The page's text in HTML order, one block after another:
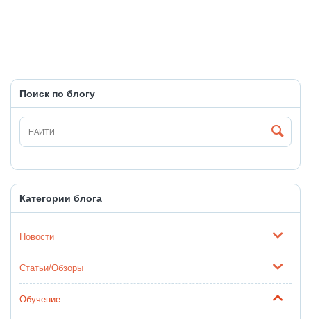
Поиск по блогу
Категории блога
Новости
Статьи/Обзоры
Обучение